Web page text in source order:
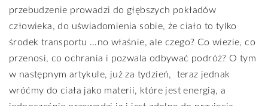
przebudzenie prowadzi do głębszych pokładów
człowieka, do uświadomienia sobie, że ciało to tylko
środek transportu …no właśnie, ale czego? Co wiezie, co
przenosi, co ochrania i pozwala odbywać podróż? O tym
w następnym artykule, już za tydzień,
teraz jednak
wróćmy do ciała jako materii, które jest energią, a